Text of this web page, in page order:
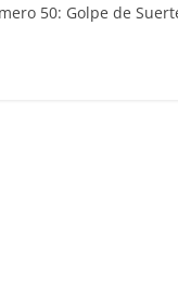
50: Golpe de